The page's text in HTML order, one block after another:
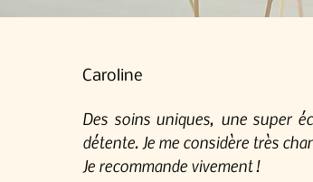
Caroline
Des soins uniques, une super
détente. Je me considère très
Je recommande vivement !